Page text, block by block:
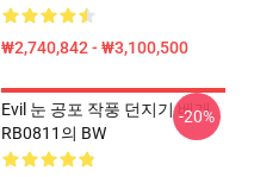
₩2,740,842 - ₩3,100,500
Evil 눈 공포 작풍 던지기 베개
RB0811의 BW
-20%